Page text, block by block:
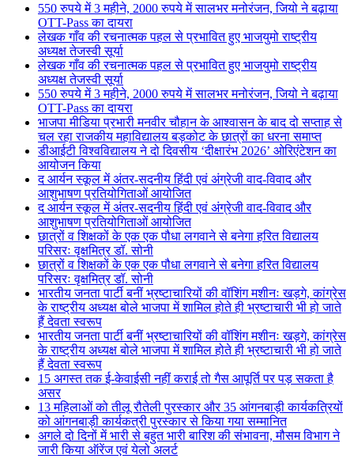
550 रुपये में 3 महीने, 2000 रुपये में सालभर मनोरंजन, जियो ने बढ़ाया
OTT-Pass का दायरा
लेखक गाँव की रचनात्मक पहल से प्रभावित हुए भाजयुमो राष्ट्रीय
अध्यक्ष तेजस्वी सूर्या
लेखक गाँव की रचनात्मक पहल से प्रभावित हुए भाजयुमो राष्ट्रीय
अध्यक्ष तेजस्वी सूर्या
550 रुपये में 3 महीने, 2000 रुपये में सालभर मनोरंजन, जियो ने बढ़ाया
OTT-Pass का दायरा
भाजपा मीडिया प्रभारी मनवीर चौहान के आश्वासन के बाद दो सप्ताह से
चल रहा राजकीय महाविद्यालय बड़कोट के छात्रों का धरना समाप्त
डीआईटी विश्वविद्यालय ने दो दिवसीय ‘दीक्षारंभ 2026’ ओरिएंटेशन का
आयोजन किया
द आर्यन स्कूल में अंतर-सदनीय हिंदी एवं अंग्रेजी वाद-विवाद और
आशुभाषण प्रतियोगिताओं आयोजित
द आर्यन स्कूल में अंतर-सदनीय हिंदी एवं अंग्रेजी वाद-विवाद और
आशुभाषण प्रतियोगिताओं आयोजित
छात्रों व शिक्षकों के एक एक पौधा लगवाने से बनेगा हरित विद्यालय
परिसरः वृक्षमित्र डॉ. सोनी
छात्रों व शिक्षकों के एक एक पौधा लगवाने से बनेगा हरित विद्यालय
परिसरः वृक्षमित्र डॉ. सोनी
भारतीय जनता पार्टी बनीं भ्रष्टाचारियों की वॉशिंग मशीनः खड़गे, कांग्रेस
के राष्ट्रीय अध्यक्ष बोले भाजपा में शामिल होते ही भ्रष्टाचारी भी हो जाते
हैं देवता स्वरूप
भारतीय जनता पार्टी बनीं भ्रष्टाचारियों की वॉशिंग मशीनः खड़गे, कांग्रेस
के राष्ट्रीय अध्यक्ष बोले भाजपा में शामिल होते ही भ्रष्टाचारी भी हो जाते
हैं देवता स्वरूप
15 अगस्त तक ई-केवाईसी नहीं कराई तो गैस आपूर्ति पर पड़ सकता है
असर
13 महिलाओं को तीलू रौतेली पुरस्कार और 35 आंगनबाड़ी कार्यकत्रियों
को आंगनबाड़ी कार्यकत्री पुरस्कार से किया गया सम्मानित
अगले दो दिनों में भारी से बहुत भारी बारिश की संभावना, मौसम विभाग ने
जारी किया ऑरेंज एवं येलो अलर्ट